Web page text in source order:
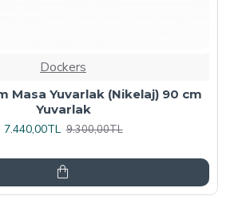
Dockers
ESB Mutfak Masası (Werzalit,
Wermodin Tablalı 80X80) -
Afyon Mermer